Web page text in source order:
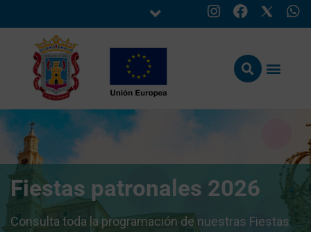
Fiestas patronales 2026
Consulta toda la programación de nuestras Fiestas